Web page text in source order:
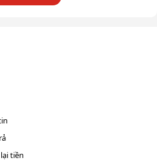
cấp Hitachi 199V được trang bị
máy rửa xe
từ việc cấp nước đến tạo
kiện đi kèm:
tiền